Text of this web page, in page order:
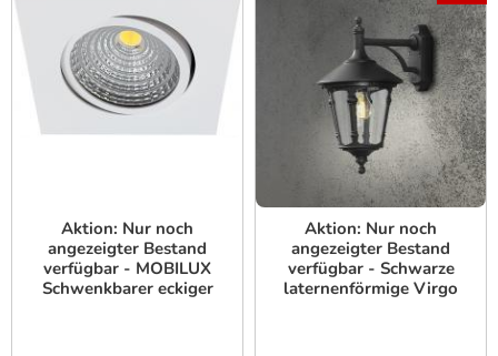
Aktion: Nur noch
angezeigter Bestand
verfügbar - MOBILUX
Schwenkbarer eckiger
Aktion: Nur noch
angezeigter Bestand
verfügbar - Schwarze
laternenförmige Virgo